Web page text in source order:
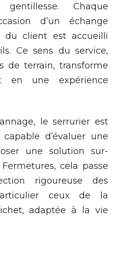
Chaque
d’un échange
du client est accueilli
Ce sens du service,
de terrain, transforme
en une expérience
le serrurier est
d’évaluer une
une solution sur-
cela passe
rigoureuse des
ceux de la
adaptée à la vie
Statistiques
Afin que nous
puissions
améliorer la
fonctionnalité
du site Web,
en fonction
Expérience
site Web
fonctionne
aussi bien que
possible lors
de votre visite.
Si vous refusez